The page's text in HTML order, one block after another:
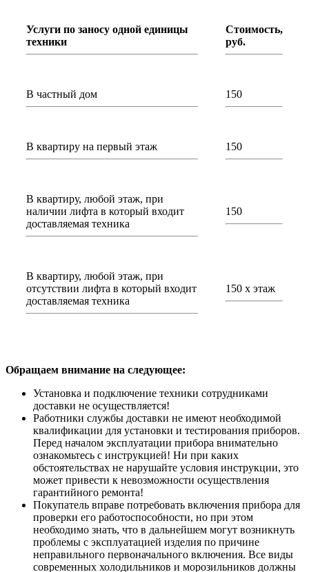
Услуги по заносу одной единицы
техники
Стоимость,
руб.
В частный дом 150
В квартиру на первый этаж 150
В квартиру, любой этаж, при
наличии лифта в который входит
доставляемая техника
150
В квартиру, любой этаж, при
отсутствии лифта в который входит
доставляемая техника
150 х этаж
Обращаем внимание на следующее:
Установка и подключение техники сотрудниками
доставки не осуществляется!
Работники службы доставки не имеют необходимой
квалификации для установки и тестирования приборов.
Перед началом эксплуатации прибора внимательно
ознакомьтесь с инструкцией! Ни при каких
обстоятельствах не нарушайте условия инструкции, это
может привести к невозможности осуществления
гарантийного ремонта!
Покупатель вправе потребовать включения прибора для
проверки его работоспособности, но при этом
необходимо знать, что в дальнейшем могут возникнуть
проблемы с эксплуатацией изделия по причине
неправильного первоначального включения. Все виды
современных холодильников и морозильников должны